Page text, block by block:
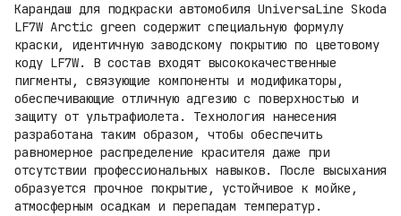
Карандаш для подкраски автомобиля UniversaLine Skoda
LF7W Arctic green содержит специальную формулу
краски, идентичную заводскому покрытию по цветовому
коду LF7W. В состав входят высококачественные
пигменты, связующие компоненты и модификаторы,
обеспечивающие отличную адгезию с поверхностью и
защиту от ультрафиолета. Технология нанесения
разработана таким образом, чтобы обеспечить
равномерное распределение красителя даже при
отсутствии профессиональных навыков. После высыхания
образуется прочное покрытие, устойчивое к мойке,
атмосферным осадкам и перепадам температур.